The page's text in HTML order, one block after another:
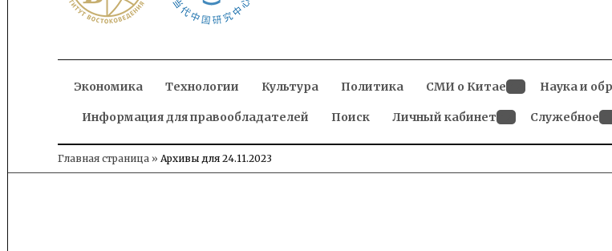
Экономика Технологии Культура Политика СМИ о Китае
dropdown
menu
Наука и
Информация для правообладателей Поиск Личный кабинет
dropdown
Служебное
Главная страница » Архивы для 24.11.2023